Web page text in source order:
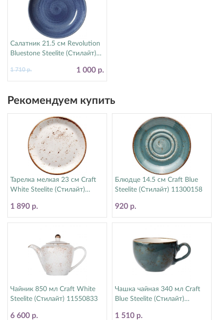
Салатник 21.5 см Revolution
Bluestone Steelite (Стилайт)
1 000 р.
1 710 р.
Рекомендуем купить
Тарелка мелкая 23 см Craft
White Steelite (Стилайт)
1 890 р.
Блюдце 14.5 см Craft Blue
Steelite (Стилайт) 11300158
920 р.
Чайник 850 мл Craft White
Steelite (Стилайт) 11550833
6 600 р.
Чашка чайная 340 мл Craft
Blue Steelite (Стилайт)
1 510 р.